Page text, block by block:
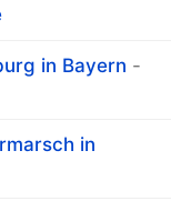
in Bayern -
in